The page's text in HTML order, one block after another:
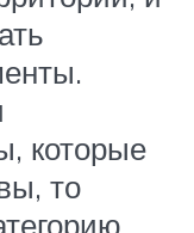
которые
то